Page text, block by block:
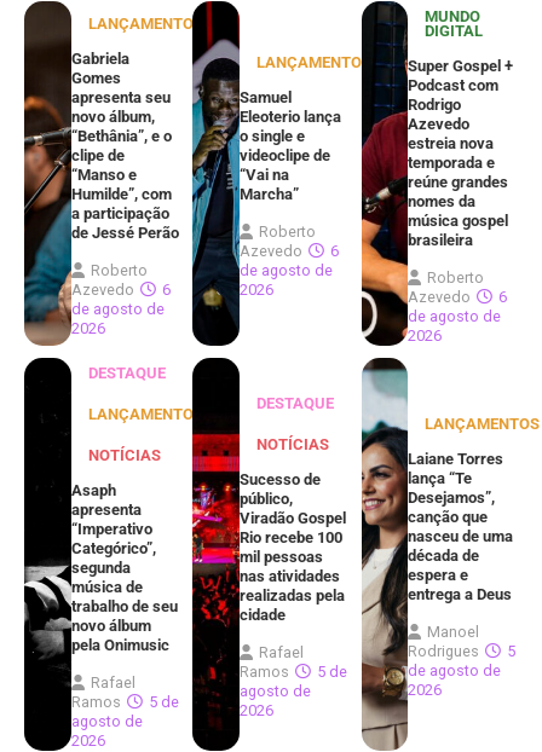
LANÇAMENTOS
Gabriela
Gomes
apresenta seu
novo álbum,
“Bethânia”, e o
clipe de
“Manso e
Humilde”, com
a participação
de Jessé Perão
Roberto
Azevedo
6
de agosto de
2026
LANÇAMENTOS
Samuel
Eleoterio lança
o single e
videoclipe de
“Vai na
Marcha”
Roberto
Azevedo
6
de agosto de
2026
MUNDO
DIGITAL
Super Gospel +
Podcast com
Rodrigo
Azevedo
estreia nova
temporada e
reúne grandes
nomes da
música gospel
brasileira
Roberto
Azevedo
6
de agosto de
2026
DESTAQUE
LANÇAMENTOS
NOTÍCIAS
Asaph
apresenta
“Imperativo
Categórico”,
segunda
música de
trabalho de seu
novo álbum
pela Onimusic
Rafael
Ramos
5 de
agosto de
2026
DESTAQUE
NOTÍCIAS
Sucesso de
público,
Viradão Gospel
Rio recebe 100
mil pessoas
nas atividades
realizadas pela
cidade
Rafael
Ramos
5 de
agosto de
2026
LANÇAMENTOS
Laiane Torres
lança “Te
Desejamos”,
canção que
nasceu de uma
década de
espera e
entrega a Deus
Manoel
Rodrigues
5
de agosto de
2026